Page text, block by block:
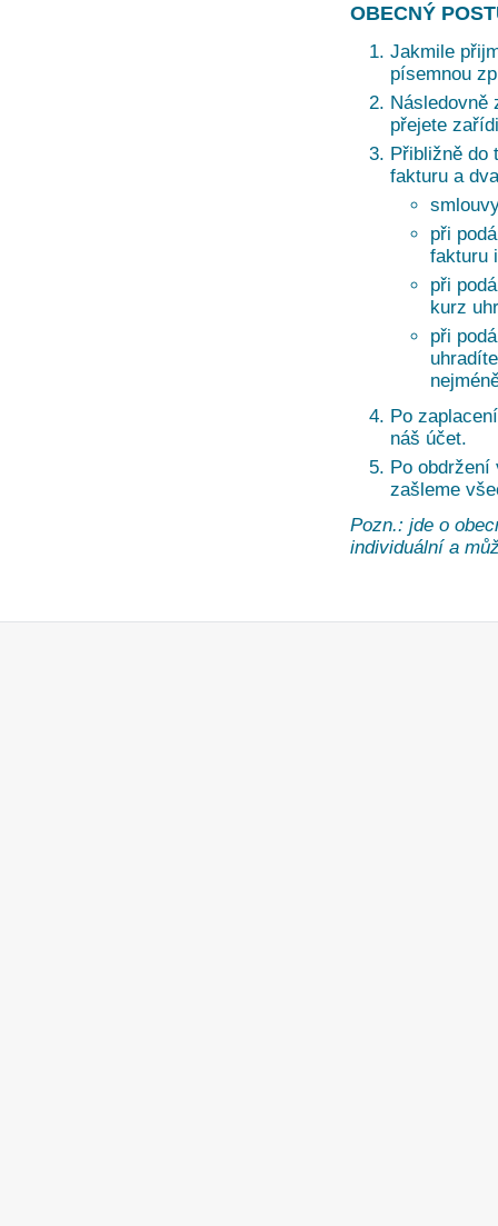
OBECNÝ
Jakmile
písemnou
Následovně
přejete
Přibližně do
fakturu a
při
fakturu
při
kurz
při
Po
náš účet.
Po obdržení
zašleme
Pozn.: jde o
individuální a